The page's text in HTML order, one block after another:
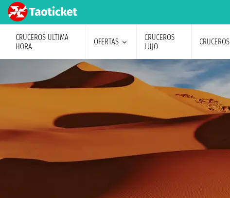
CRUCEROS ULTIMA
HORA
OFERTAS
CRUCEROS
LUJO
CRUCEROS